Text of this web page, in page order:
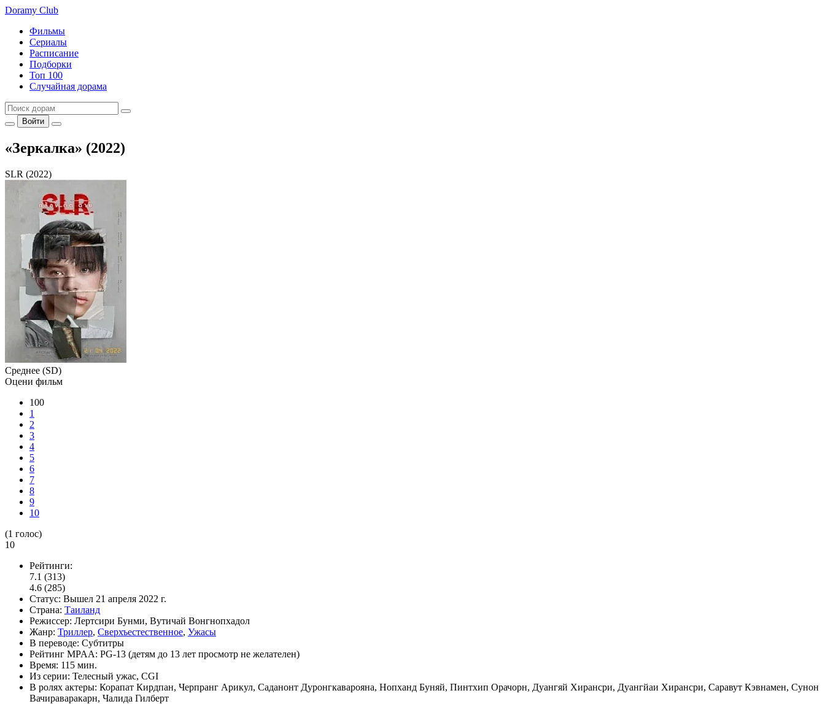
Doramy Club
Фильмы
Сериалы
Расписание
Подборки
Топ 100
Случайная дорама
Войти
«Зеркалка» (2022)
SLR (2022)
Среднее (SD)
Оцени фильм
100
1
2
3
4
5
6
7
8
9
10
(1 голос)
10
Рейтинги:
7.1 (313)
4.6 (285)
Статус: Вышел 21 апреля 2022 г.
Страна: Таиланд
Режиссер: Лертсири Бунми, Вутичай Вонгнопхадол
Жанр: Триллер, Сверхъестественное, Ужасы
В переводе: Субтитры
Рейтинг MPAA: PG-13 (детям до 13 лет просмотр не желателен)
Время: 115 мин.
Из серии: Телесный ужас, CGI
В ролях актеры: Корапат Кирдпан, Черпранг Арикул, Саданонт Дуронгкаварояна, Нопханд Буняй, Пинтхип Орачорн, Дуангяй Хирансри, Дуангйаи Хирансри, Саравут Кэвнамен, Сунон
Вачираваракарн, Чалида Гилберт